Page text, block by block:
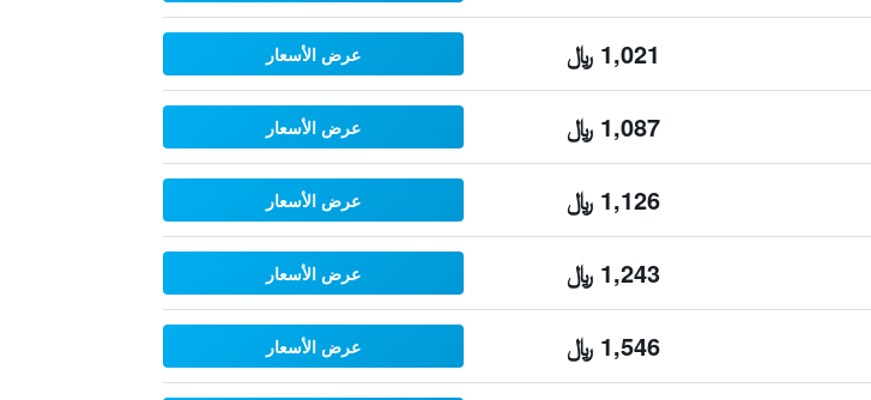
1,021 ﷼ عرض الأسعار
1,087 ﷼ عرض الأسعار
1,126 ﷼ عرض الأسعار
1,243 ﷼ عرض الأسعار
1,546 ﷼ عرض الأسعار